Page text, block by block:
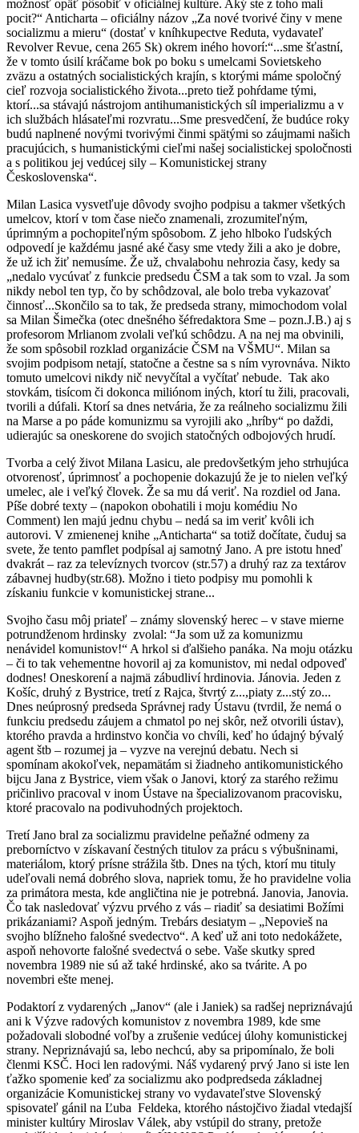
možnosť opäť pôsobiť v oficiálnej kultúre. Aký ste z toho mali
pocit?“ Anticharta – oficiálny názov „Za nové tvorivé činy v mene
socializmu a mieru“ (dostať v kníhkupectve Reduta, vydavateľ
Revolver Revue, cena 265 Sk) okrem iného hovorí:“...sme šťastní,
že v tomto úsilí kráčame bok po boku s umelcami Sovietskeho
zväzu a ostatných socialistických krajín, s ktorými máme spoločný
cieľ rozvoja socialistického života...preto tiež pohŕdame tými,
ktorí...sa stávajú nástrojom antihumanistických síl imperializmu a v
ich službách hlásateľmi rozvratu...Sme presvedčení, že budúce roky
budú naplnené novými tvorivými činmi spätými so záujmami našich
pracujúcich, s humanistickými cieľmi našej socialistickej spoločnosti
a s politikou jej vedúcej sily – Komunistickej strany
Československa“.
Milan Lasica vysvetľuje dôvody svojho podpisu a takmer všetkých
umelcov, ktorí v tom čase niečo znamenali, zrozumiteľným,
úprimným a pochopiteľným spôsobom. Z jeho hlboko ľudských
odpovedí je každému jasné aké časy sme vtedy žili a ako je dobre,
že už ich žiť nemusíme. Že už, chvalabohu nehrozia časy, kedy sa
„nedalo vycúvať z funkcie predsedu ČSM a tak som to vzal. Ja som
nikdy nebol ten typ, čo by schôdzoval, ale bolo treba vykazovať
činnosť...Skončilo sa to tak, že predseda strany, mimochodom volal
sa Milan Šimečka (otec dnešného šéfredaktora Sme – pozn.J.B.) aj s
profesorom Mrlianom zvolali veľkú schôdzu. A na nej ma obvinili,
že som spôsobil rozklad organizácie ČSM na VŠMU“. Milan sa
svojim podpisom netají, statočne a čestne sa s ním vyrovnáva. Nikto
tomuto umelcovi nikdy nič nevyčítal a vyčítať nebude. Tak ako
stovkám, tisícom či dokonca miliónom iných, ktorí tu žili, pracovali,
tvorili a dúfali. Ktorí sa dnes netvária, že za reálneho socializmu žili
na Marse a po páde komunizmu sa vyrojili ako „hríby“ po daždi,
udierajúc sa oneskorene do svojich statočných odbojových hrudí.
Tvorba a celý život Milana Lasicu, ale predovšetkým jeho strhujúca
otvorenosť, úprimnosť a pochopenie dokazujú že je to nielen veľký
umelec, ale i veľký človek. Že sa mu dá veriť. Na rozdiel od Jana.
Píše dobré texty – (napokon obohatili i moju komédiu No
Comment) len majú jednu chybu – nedá sa im veriť kvôli ich
autorovi. V zmienenej knihe „Anticharta“ sa totiž dočítate, čuduj sa
svete, že tento pamflet podpísal aj samotný Jano. A pre istotu hneď
dvakrát – raz za televíznych tvorcov (str.57) a druhý raz za textárov
zábavnej hudby(str.68). Možno i tieto podpisy mu pomohli k
získaniu funkcie v komunistickej strane...
Svojho času môj priateľ – známy slovenský herec – v stave mierne
potrundženom hrdinsky zvolal: “Ja som už za komunizmu
nenávidel komunistov!“ A hrkol si ďalšieho panáka. Na moju otázku
– či to tak vehementne hovoril aj za komunistov, mi nedal odpoveď
dodnes! Oneskorení a najmä zábudliví hrdinovia. Jánovia. Jeden z
Košíc, druhý z Bystrice, tretí z Rajca, štvrtý z...,piaty z...stý zo...
Dnes neúprosný predseda Správnej rady Ústavu (tvrdil, že nemá o
funkciu predsedu záujem a chmatol po nej skôr, než otvorili ústav),
ktorého pravda a hrdinstvo končia vo chvíli, keď ho údajný bývalý
agent štb – rozumej ja – vyzve na verejnú debatu. Nech si
spomínam akokoľvek, nepamätám si žiadneho antikomunistického
bijcu Jana z Bystrice, viem však o Janovi, ktorý za starého režimu
pričinlivo pracoval v inom Ústave na špecializovanom pracovisku,
ktoré pracovalo na podivuhodných projektoch.
Tretí Jano bral za socializmu pravidelne peňažné odmeny za
preborníctvo v získavaní čestných titulov za prácu s výbušninami,
materiálom, ktorý prísne strážila štb. Dnes na tých, ktorí mu tituly
udeľovali nemá dobrého slova, napriek tomu, že ho pravidelne volia
za primátora mesta, kde angličtina nie je potrebná. Janovia, Janovia.
Čo tak nasledovať výzvu prvého z vás – riadiť sa desiatimi Božími
prikázaniami? Aspoň jedným. Trebárs desiatym – „Nepovieš na
svojho blížneho falošné svedectvo“. A keď už ani toto nedokážete,
aspoň nehovorte falošné svedectvá o sebe. Vaše skutky spred
novembra 1989 nie sú až také hrdinské, ako sa tvárite. A po
novembri ešte menej.
Podaktorí z vydarených „Janov“ (ale i Janiek) sa radšej nepriznávajú
ani k Výzve radových komunistov z novembra 1989, kde sme
požadovali slobodné voľby a zrušenie vedúcej úlohy komunistickej
strany. Nepriznávajú sa, lebo nechcú, aby sa pripomínalo, že boli
členmi KSČ. Hoci len radovými. Náš vydarený prvý Jano si iste len
ťažko spomenie keď za socializmu ako podpredseda základnej
organizácie Komunistickej strany vo vydavateľstve Slovenský
spisovateľ gánil na Ľuba Feldeka, ktorého nástojčivo žiadal vtedajší
minister kultúry Miroslav Válek, aby vstúpil do strany, pretože